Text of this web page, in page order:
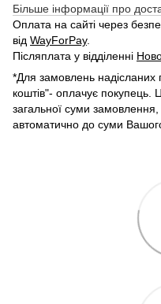
Більше інформації про
Оплата на сайті через
від WayForPay.
Післяплата у відділенні
*Для замовлень надісланих
коштів"- оплачує покупець.
загальної суми
автоматично до суми